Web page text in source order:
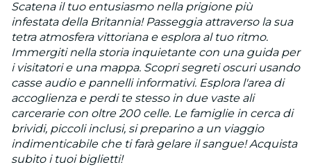
Scatena il tuo entusiasmo nella prigione più
infestata della Britannia! Passeggia attraverso la sua
tetra atmosfera vittoriana e esplora al tuo ritmo.
Immergiti nella storia inquietante con una guida per
i visitatori e una mappa. Scopri segreti oscuri usando
casse audio e pannelli informativi. Esplora l'area di
accoglienza e perdi te stesso in due vaste ali
carcerarie con oltre 200 celle. Le famiglie in cerca di
brividi, piccoli inclusi, si preparino a un viaggio
indimenticabile che ti farà gelare il sangue! Acquista
subito i tuoi biglietti!